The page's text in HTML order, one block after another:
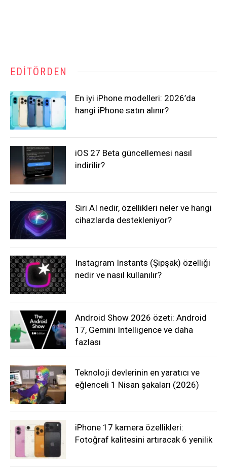
EDITÖRDEN
En iyi iPhone modelleri: 2026’da
hangi iPhone satın alınır?
iOS 27 Beta güncellemesi nasıl
indirilir?
Siri AI nedir, özellikleri neler ve hangi
cihazlarda destekleniyor?
Instagram Instants (Şipşak) özelliği
nedir ve nasıl kullanılır?
Android Show 2026 özeti: Android
17, Gemini Intelligence ve daha
fazlası
Teknoloji devlerinin en yaratıcı ve
eğlenceli 1 Nisan şakaları (2026)
iPhone 17 kamera özellikleri:
Fotoğraf kalitesini artıracak 6 yenilik